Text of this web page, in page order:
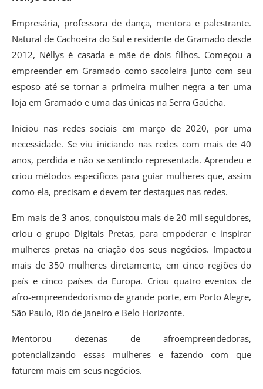
Empresária, professora de dança, mentora e palestrante.
Natural de Cachoeira do Sul e residente de Gramado desde
2012, Néllys é casada e mãe de dois filhos. Começou a
empreender em Gramado como sacoleira junto com seu
esposo até se tornar a primeira mulher negra a ter uma
loja em Gramado e uma das únicas na Serra Gaúcha.
Iniciou nas redes sociais em março de 2020, por uma
necessidade. Se viu iniciando nas redes com mais de 40
anos, perdida e não se sentindo representada. Aprendeu e
criou métodos específicos para guiar mulheres que, assim
como ela, precisam e devem ter destaques nas redes.
Em mais de 3 anos, conquistou mais de 20 mil seguidores,
criou o grupo Digitais Pretas, para empoderar e inspirar
mulheres pretas na criação dos seus negócios. Impactou
mais de 350 mulheres diretamente, em cinco regiões do
país e cinco países da Europa. Criou quatro eventos de
afro-empreendedorismo de grande porte, em Porto Alegre,
São Paulo, Rio de Janeiro e Belo Horizonte.
Mentorou dezenas de afroempreendedoras,
potencializando essas mulheres e fazendo com que
faturem mais em seus negócios.